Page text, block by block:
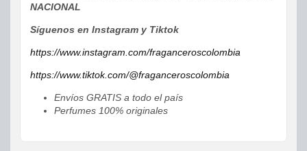
NACIONAL
Síguenos en Instagram y Tiktok
https://www.instagram.com/fraganceroscolombia
https://www.tiktok.com/@fraganceroscolombia
Envíos GRATIS a todo el país
Perfumes 100% originales